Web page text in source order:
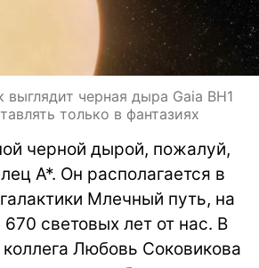
черная дыра Gaia BH1
только в фантазиях
черной дырой, пожалуй,
A*. Он располагается в
Млечный путь, на
световых лет от нас. В
Любовь Соковикова